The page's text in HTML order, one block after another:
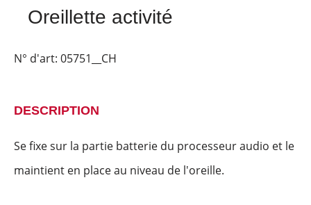
Oreillette activité
N° d'art: 05751__CH
DESCRIPTION
Se fixe sur la partie batterie du processeur audio et le
maintient en place au niveau de l'oreille.